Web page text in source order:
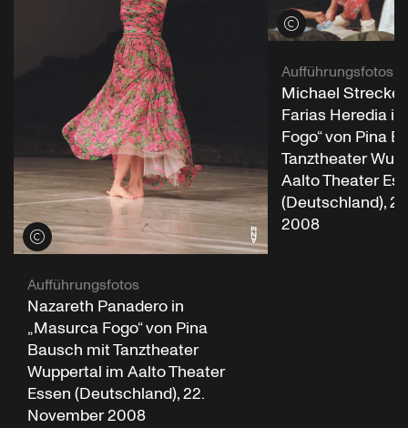
Credits öffnen
Aufführungsfotos
Nazareth Panadero in
„Masurca Fogo“ von Pina
Bausch mit Tanztheater
Wuppertal im Aalto Theater
Essen (Deutschland), 22.
November 2008
Credits öffnen
Aufführungsfotos
Michael
Farias Heredia
Fogo“ von Pina
Tanztheater
Aalto Theater
(Deutschland),
2008